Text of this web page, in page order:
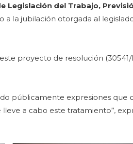
Legislación del Trabajo,
a la jubilación otorgada al
proyecto de resolución (30541/
públicamente expresiones que
a cabo este tratamiento”,